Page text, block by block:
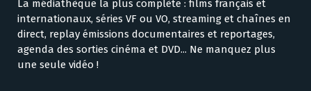
La médiathèque la plus complète : films français et
internationaux, séries VF ou VO, streaming et chaînes en
direct, replay émissions documentaires et reportages,
agenda des sorties cinéma et DVD... Ne manquez plus
une seule vidéo !